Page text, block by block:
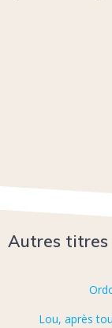
Autres titres
Lou, après